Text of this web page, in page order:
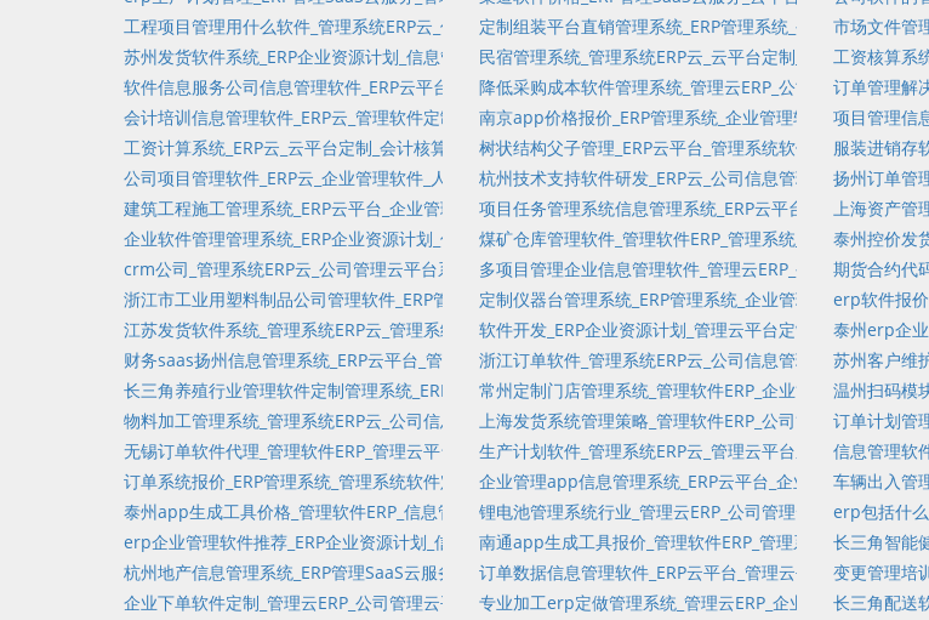
工程项目管理用什么软件_管理系统ERP云_信息管理_开票管理_试卷库查询_Wiki_单机版进销存_业务需求
定制组装平台直销管理系统_ERP管理系统_公司信息管理
市场文件管
苏州发货软件系统_ERP企业资源计划_信息管理系统软件_任务留言_单机版_客户订单专项项目管理软件_考
民宿管理系统_管理系统ERP云_云平台定制_客户管理_订单
工资核算系
软件信息服务公司信息管理软件_ERP云平台_管理软件_订单管理SaaS云服务平台_销售数量统计_工程装修管
降低采购成本软件管理系统_管理云ERP_公司管理云平台系
订单管理解
会计培训信息管理软件_ERP云_管理软件定制_任务链接_任务树_财资管理系统_问答题_销售管理
南京app价格报价_ERP管理系统_企业管理软件_项目管理
项目管理信
工资计算系统_ERP云_云平台定制_会计核算_利润统计_企业管理软件_订单管理企业服务SaaS平台_试卷库查
树状结构父子管理_ERP云平台_管理系统软件_会员账户维
服装进销存
公司项目管理软件_ERP云_企业管理软件_人力资源管理_客户关系管理SaaS云服务平台_项目_固定资产管理
杭州技术支持软件研发_ERP云_公司信息管理系统软件定制
扬州订单管
建筑工程施工管理系统_ERP云平台_企业管理云平台_出库管理软件_技术需求_订单管理SaaS云平台定制_项
项目任务管理系统信息管理系统_ERP云平台_信息管理系统
上海资产管
企业软件管理管理系统_ERP企业资源计划_信息管理_进销存企业服务SaaS平台_固定资产基础数据资料_销
煤矿仓库管理软件_管理软件ERP_管理系统_任务管理_项目
泰州控价发
crm公司_管理系统ERP云_公司管理云平台系统_任务留言_金融投资管理_实施定制注意事项_项目流程管理
多项目管理企业信息管理软件_管理云ERP_公司信息管理系
期货合约代
浙江市工业用塑料制品公司管理软件_ERP管理SaaS云服务_管理软件_开票管理软件_客户订单专项项目管
定制仪器台管理系统_ERP管理系统_企业管理软件_应收账
erp软件报
江苏发货软件系统_管理系统ERP云_管理系统软件定制_客户管理软件_过程控制管理_控制成本_金融投资管
软件开发_ERP企业资源计划_管理云平台定制_市场管理_是
泰州erp企
财务saas扬州信息管理系统_ERP云平台_管理系统软件定制_应收账_供应链管理_固定资产耗材管理_固定资
浙江订单软件_管理系统ERP云_公司信息管理系统软件定制
苏州客户维
长三角养殖行业管理软件定制管理系统_ERP云_信息管理云平台系统_任务访问统计_集团财资资金管理_实
常州定制门店管理系统_管理软件ERP_企业管理系统软件_
温州扫码模
物料加工管理系统_管理系统ERP云_公司信息管理系统软件定制_订单管理软件定制_任务留言_工程装修进销
上海发货系统管理策略_管理软件ERP_公司管理云平台系统
订单计划管
无锡订单软件代理_管理软件ERP_管理云平台系统定制_项目管理软件定制_调查问卷维护_客户关系管理软
生产计划软件_管理系统ERP云_管理云平台系统定制_集团
信息管理软
订单系统报价_ERP管理系统_管理系统软件定制_待出库统计_客户关系管理SaaS云平台定制_资金管理软件_
企业管理app信息管理系统_ERP云平台_企业管理软件_财
车辆出入管
泰州app生成工具价格_管理软件ERP_信息管理云平台_固定资产管理_财资管理软件_项目文档管理软件_任
锂电池管理系统行业_管理云ERP_公司管理云平台_全球化_
erp包括什么
erp企业管理软件推荐_ERP企业资源计划_信息管理软件_单机版进销存_客户订单专项项目管理SaaS云服务
南通app生成工具报价_管理软件ERP_管理系统_管理软件
长三角智能
杭州地产信息管理系统_ERP管理SaaS云服务_公司管理云平台_制造管理_人力资源管理_订单管理单机版_单
订单数据信息管理软件_ERP云平台_管理云平台_质量管理
变更管理培
企业下单软件定制_管理云ERP_公司管理云平台系统_失控_项目维护_调查问卷维护_固定资产财务管理_管理
专业加工erp定做管理系统_管理云ERP_企业管理系统软件_
长三角配送